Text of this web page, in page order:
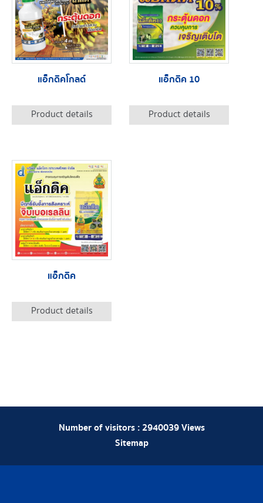
แอ็กดิคโกลด์
Product details
แอ็กดิค 10
Product details
แอ็กดิค
Product details
Number of visitors :2940039Views
Sitemap